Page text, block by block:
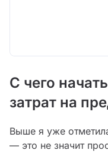
С чего
затрат на
Выше я уже
— это не значит